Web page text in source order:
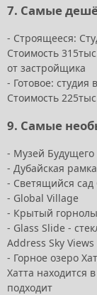
7. Самые
- Строящееся:
Стоимость
от застройщика
- Готовое:
Стоимость
9. Самые
- Музей Будущего
- Дубайская рамка
- Светящийся сад
- Global Village
- Крытый
- Glass Slide -
Address Sky Views
- Горное озеро
Хатта находится
подходит